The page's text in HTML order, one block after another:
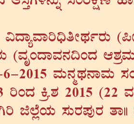
«zÁåªÁj¢üwÃxÀðgÀÄ
2015 ªÀÄ£ÀäxÀ£ÁªÀÄ
jAzÀ Qæ.±À 2015 (22
f¯ÉèAiÀÄ ¸ÀÄgÀ¥ÀÅgÀ